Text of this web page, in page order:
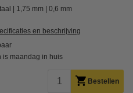
1,75 mm 0,6 mm
en beschrijving
is maandag in huis
Bestellen